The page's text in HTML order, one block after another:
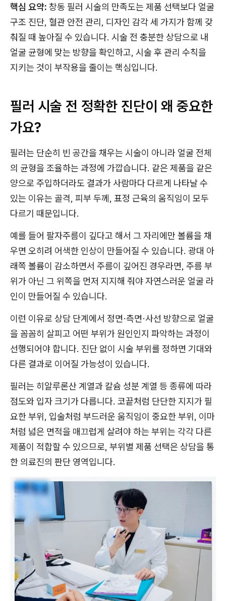
핵심 요약: 창동 필러 시술의 만족도는 제품 선택보다 얼굴
구조 진단, 혈관 안전 관리, 디자인 감각 세 가지가 함께 갖
춰질 때 높아질 수 있습니다. 시술 전 충분한 상담으로 내
얼굴 균형에 맞는 방향을 확인하고, 시술 후 관리 수칙을
지키는 것이 부작용을 줄이는 핵심입니다.
필러 시술 전 정확한 진단이 왜 중요한
가요?
필러는 단순히 빈 공간을 채우는 시술이 아니라 얼굴 전체
의 균형을 조율하는 과정에 가깝습니다. 같은 제품을 같은
양으로 주입하더라도 결과가 사람마다 다르게 나타날 수
있는 이유는 골격, 피부 두께, 표정 근육의 움직임이 모두
다르기 때문입니다.
예를 들어 팔자주름이 깊다고 해서 그 자리에만 볼륨을 채
우면 오히려 어색한 인상이 만들어질 수 있습니다. 광대 아
래쪽 볼륨이 감소하면서 주름이 깊어진 경우라면, 주름 부
위가 아닌 그 위쪽을 먼저 지지해 줘야 자연스러운 얼굴 라
인이 만들어질 수 있습니다.
이런 이유로 상담 단계에서 정면·측면·사선 방향으로 얼굴
을 꼼꼼히 살피고 어떤 부위가 원인인지 파악하는 과정이
선행되어야 합니다. 진단 없이 시술 부위를 정하면 기대와
다른 결과로 이어질 가능성이 있습니다.
필러는 히알루론산 계열과 칼슘 성분 계열 등 종류에 따라
점도와 입자 크기가 다릅니다. 코끝처럼 단단한 지지가 필
요한 부위, 입술처럼 부드러운 움직임이 중요한 부위, 이마
처럼 넓은 면적을 매끄럽게 살려야 하는 부위는 각각 다른
제품이 적합할 수 있으므로, 부위별 제품 선택은 상담을 통
한 의료진의 판단 영역입니다.